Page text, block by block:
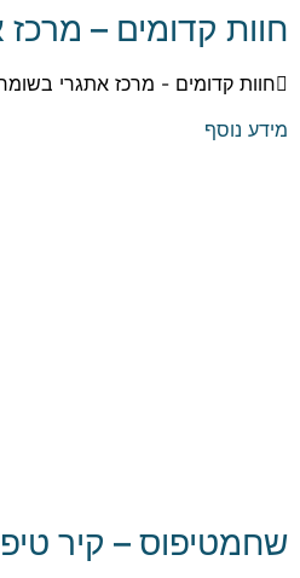
חוות קדומים – מרכז
חוות קדומים - מרכז אתגרי
מידע נוסף
שחמטיפוס – קיר